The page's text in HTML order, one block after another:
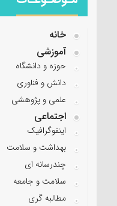
خانه
آموزشی
حوزه و دانشگاه
دانش و فناوری
علمی و پژوهشی
اجتماعی
اینفوگرافیک
بهداشت و سلامت
چندرسانه ای
سلامت و جامعه
مطالبه گری